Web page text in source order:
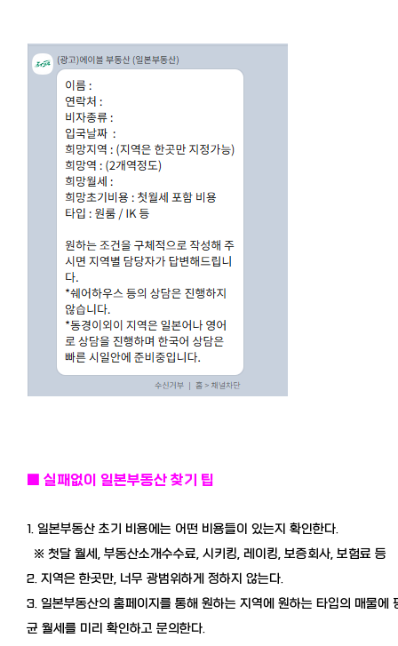
■ 실패없이 일본부동산 찾기 팁
1. 일본부동산 초기 비용에는 어떤 비용들이 있는지 확인한다.
※ 첫달 월세, 부동산소개수수료, 시키킹, 레이킹, 보증회사, 보험료 등
2. 지역은 한곳만, 너무 광범위하게 정하지 않는다.
3. 일본부동산의 홈페이지를 통해 원하는 지역에 원하는 타입의 매물에
균 월세를 미리 확인하고 문의한다.